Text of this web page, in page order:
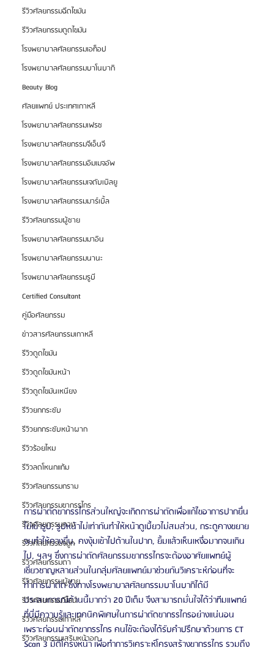
รีวิวศัลยกรรมฉีดไขมัน
รีวิวศัลยกรรมดูดไขมัน
โรงพยาบาลศัลยกรรมเอท็อป
โรงพยาบาลศัลยกรรมบาโนบากิ
Beauty Blog
ศัลยแพทย์ ประเทศเกาหลี
โรงพยาบาลศัลยกรรมเฟรช
โรงพยาบาลศัลยกรรมจีเอ็นจี
โรงพยาบาลศัลยกรรมอิมเมจอัพ
โรงพยาบาลศัลยกรรมเจดับเบิลยู
โรงพยาบาลศัลยกรรมมาร์เบิ้ล
รีวิวศัลยกรรมผู้ชาย
โรงพยาบาลศัลยกรรมมาอิน
โรงพยาบาลศัลยกรรมนานะ
โรงพยาบาลศัลยกรรมรูบี
Certified Consultant
คู่มือศัลยกรรม
ข่าวสารศัลยกรรมเกาหลี
รีวิวดูดไขมัน
รีวิวดูดไขมันหน้า
รีวิวดูดไขมันเหนียง
รีวิวยกกระชับ
รีวิวยกกระชับหน้าผาก
รีวิวร้อยไหม
รีวิวลดโหนกแก้ม
รีวิวศัลยกรรมกราม
รีวิวศัลยกรรมขากรรไกร
รีวิวศัลยกรรมคาง
รีวิวศัลยกรรมจมูก
รีวิวศัลยกรรมตา
รีวิวศัลยกรรมผู้ชาย
รีวิวศัลยกรรมวีไลน์
รีวิวศัลยกรรมเกาหลี
รีวิวศัลยกรรมเสริมหน้าอก
การผ่าตัดขากรรไกรส่วนใหญ่จะเกิดการผ่าตัดเพื่อแก้ไขอาการปากยื่น
ไม่เข้ารูป, รูปหน้าไม่เท่ากันทำให้หน้าดูเบี้ยวไม่สมส่วน, กระดูคางขยาย
จนทำให้คางยื่น, คงงุ้มเข้าไปด้านในปาก, ยิ้มแล้วเห็นเหงื่อมากจนเกิน
ไป, ฯลฯ ซึ่งการผ่าตัดศัลยกรรมขากรรไกรจะต้องอาศัยแพทย์ผู้
เชี่ยวชาญหลายส่วนในกลุ่มศัลยแพทย์มาช่วยกันวิเคราะห์ก่อนที่จะ
ทำการผ่าตัด ซึ่งทางโรงพยาบาลศัลยกรรมบาโนบากิได้มี
ประสบการณ์ด้านนี้มากว่า 20 ปีเต็ม จึงสามารถมั่นใจได้ว่าทีมแพทย์
ที่นี่มีความรู้และเทคนิคพิเศษในการผ่าตัดขากรรไกรอย่างแน่นอน
เพราะก่อนผ่าตัดขากรรไกร คนไข้จะต้องได้รับคำปรึกษาด้วยการ CT
Scan 3 มิติโครงหน้า เพื่อทำการวิเคราะห์โครงสร้างขากรรไกร รวมถึง